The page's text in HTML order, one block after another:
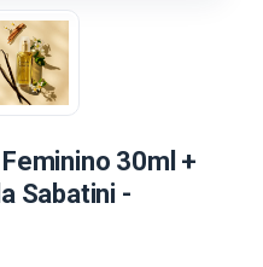
30ml +
Sabatini -